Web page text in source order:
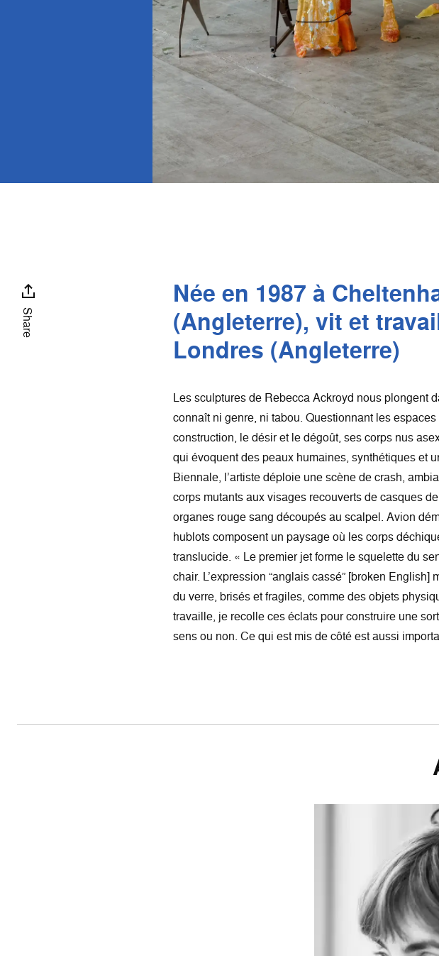
Share
Née en 1987 à
(Angleterre), vit et
Londres (Angleterre)
Les sculptures de Rebecca Ackroyd nous plongent
connaît ni genre, ni tabou. Questionnant les
construction, le désir et le dégoût, ses corps nus
qui évoquent des peaux humaines, synthétiques et
Biennale, l’artiste déploie une scène de crash,
corps mutants aux visages recouverts de casques
organes rouge sang découpés au scalpel. Avion
hublots composent un paysage où les corps
translucide. « Le premier jet forme le squelette du
chair. L’expression “anglais cassé” [broken
du verre, brisés et fragiles, comme des objets
travaille, je recolle ces éclats pour construire une
sens ou non. Ce qui est mis de côté est aussi